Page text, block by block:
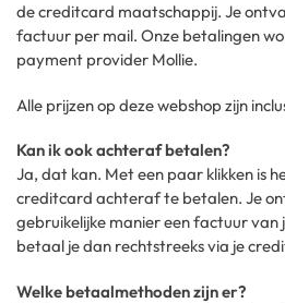
de creditcard maatschappij. Je
factuur per mail. Onze betalingen
payment provider Mollie.
Alle prijzen op deze webshop zijn
Kan ik ook achteraf betalen?
Ja, dat kan. Met een paar klikken is
creditcard achteraf te betalen. Je
gebruikelijke manier een factuur
betaal je dan rechtstreeks via je
Welke betaalmethoden zijn er?